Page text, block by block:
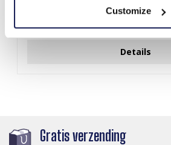
Customize
Login voor prijzen
Details
Gratis verzending